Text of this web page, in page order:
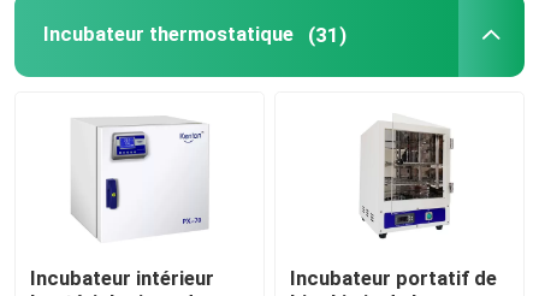
Incubateur thermostatique (31)
Incubateur intérieur
Incubateur portatif de